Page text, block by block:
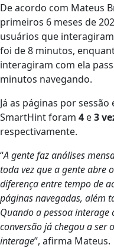
De acordo com Mateus
primeiros 6 meses de
usuários que
foi de 8 minutos,
interagiram com ela
minutos navegando.
Já as páginas por sessão
SmartHint foram 4 e3
respectivamente.
“A gente faz análises
toda vez que a gente abre
diferença entre tempo de
páginas navegadas, além
Quando a pessoa
conversão já chegou a ser
interage”, afirma Mateus.